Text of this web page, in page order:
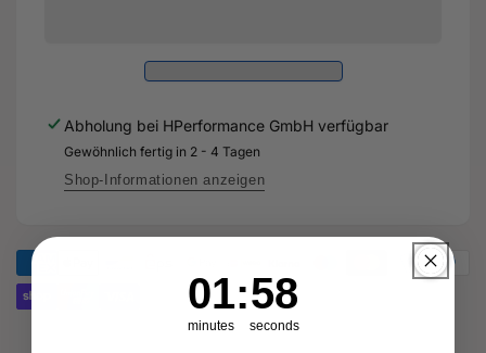
845
Original
Ersatzteil
für
611
845
-
Original
Ersatzteil
Abholung bei HPerformance GmbH verfügbar
Gewöhnlich fertig in 2 - 4 Tagen
Shop-Informationen anzeigen
Countdown ends in:
1
01
minutes
: 58
58
seconds